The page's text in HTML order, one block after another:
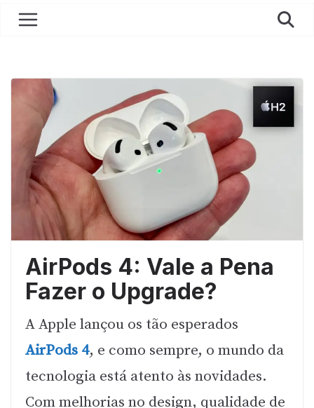
AirPods 4: Vale a Pena
Fazer o Upgrade?
A Apple lançou os tão esperados
AirPods 4, e como sempre, o mundo da
tecnologia está atento às novidades.
Com melhorias no design, qualidade de